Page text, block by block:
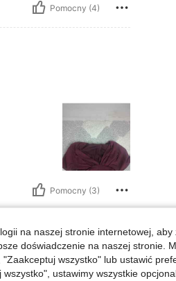
Pomocny (4)
Pomocny (3)
na naszej stronie internetowej, aby
doświadczenie na naszej stronie.
wszystko" lub ustawić
ustawimy wszystkie